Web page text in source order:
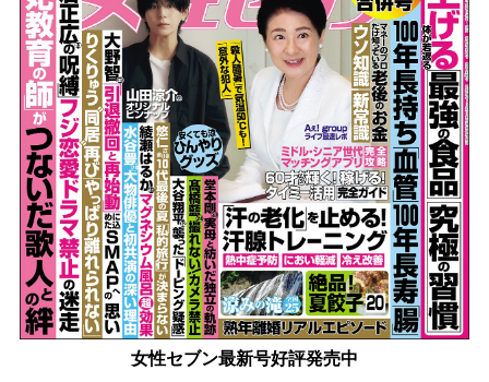
女性セブン最新号好評発売中